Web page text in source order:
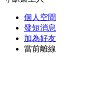
個人空間
發短消息
加為好友
當前離線